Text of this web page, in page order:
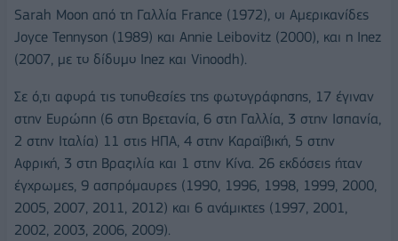
Sarah Moon από τη Γαλλία France (1972), οι Αμερικανίδες
Joyce Tennyson (1989) και Annie Leibovitz (2000), και η Inez
(2007, με το δίδυμο Inez και Vinoodh).
Σε ό,τι αφορά τις τοποθεσίες της φωτογράφησης, 17 έγιναν
στην Ευρώπη (6 στη Βρετανία, 6 στη Γαλλία, 3 στην Ισπανία,
2 στην Ιταλία) 11 στις ΗΠΑ, 4 στην Καραϊβική, 5 στην
Αφρική, 3 στη Βραζιλία και 1 στην Κίνα. 26 εκδόσεις ήταν
έγχρωμες, 9 ασπρόμαυρες (1990, 1996, 1998, 1999, 2000,
2005, 2007, 2011, 2012) και 6 ανάμικτες (1997, 2001,
2002, 2003, 2006, 2009).